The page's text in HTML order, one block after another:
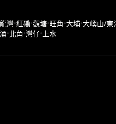
灣•紅磡•觀塘•旺角•大埔•大嶼山/東
•北角•灣仔• 上水